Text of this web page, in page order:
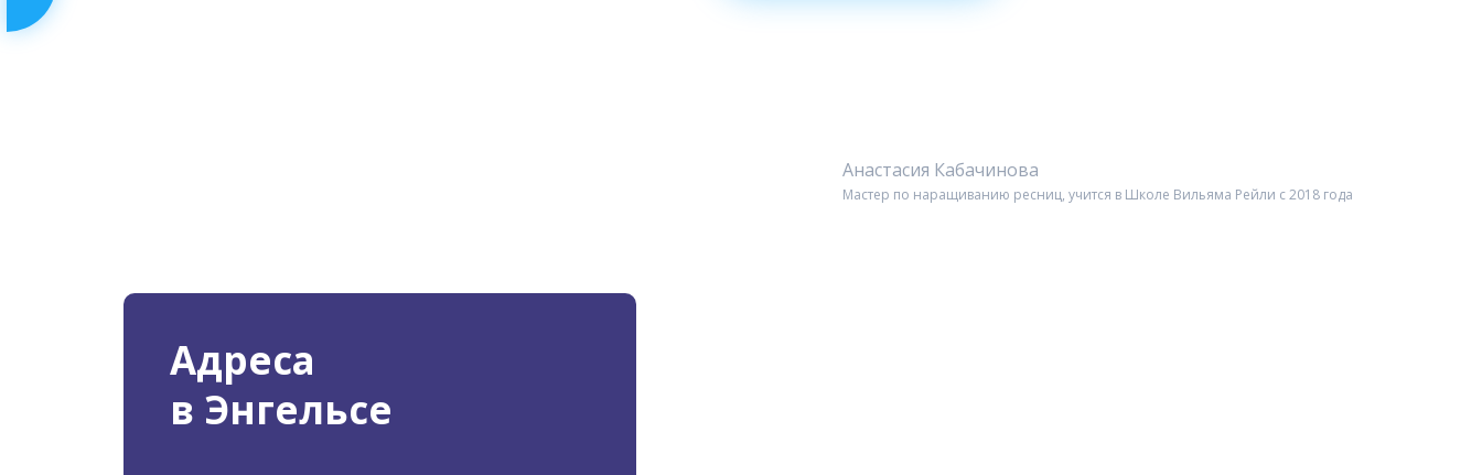
Анастасия Кабачинова
Мастер по наращиванию ресниц, учится в Школе Вильяма Рейли c 2018 года
Адреса
в Энгельсе